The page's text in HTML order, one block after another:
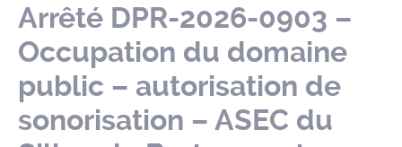
Arrêté DPR-2026-0903 –
Occupation du domaine
public – autorisation de
sonorisation – ASEC du